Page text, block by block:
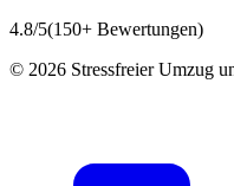
4.8/5(150+ Bewertungen)
© 2026 Stressfreier Umzug